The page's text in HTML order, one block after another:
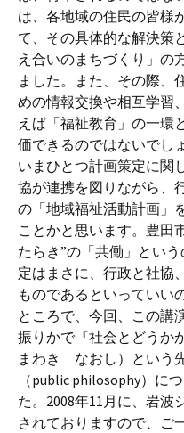
は、各地域の住民の皆様
て、その具体的な解決策
え合いのまちづくり」の
ました。また、その際、
めの情報交換や相互学習
えば「福祉教育」の一環
価できるのではないでし
いまひとつ計画策定に関
協が連携を図りながら、
の「地域福祉活動計画」
ことかと思います。豊田
たらき”の「共働」とい
定はまさに、行政と社協
ものであるといっていい
ところで、今回、この講
振りかで『社会とどうか
まわき なおし）という
（public philosophy）に
た。2008年11月に、岩波
されておりますので、ご